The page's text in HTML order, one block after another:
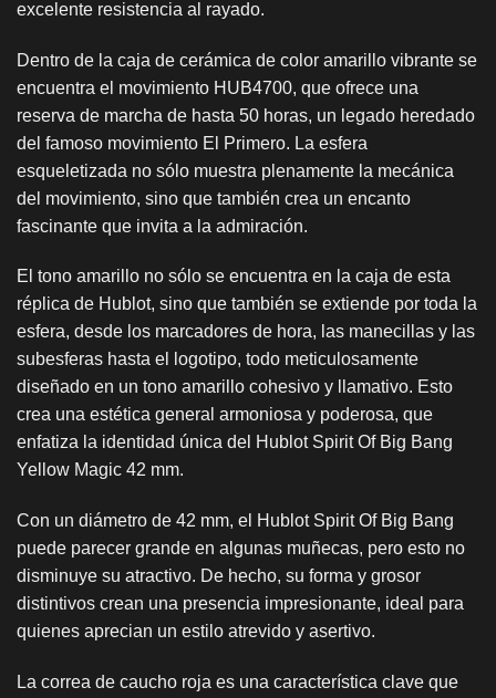
excelente resistencia al rayado.
Dentro de la caja de cerámica de color amarillo vibrante se
encuentra el movimiento HUB4700, que ofrece una
reserva de marcha de hasta 50 horas, un legado heredado
del famoso movimiento El Primero. La esfera
esqueletizada no sólo muestra plenamente la mecánica
del movimiento, sino que también crea un encanto
fascinante que invita a la admiración.
El tono amarillo no sólo se encuentra en la caja de esta
réplica de Hublot, sino que también se extiende por toda la
esfera, desde los marcadores de hora, las manecillas y las
subesferas hasta el logotipo, todo meticulosamente
diseñado en un tono amarillo cohesivo y llamativo. Esto
crea una estética general armoniosa y poderosa, que
enfatiza la identidad única del Hublot Spirit Of Big Bang
Yellow Magic 42 mm.
Con un diámetro de 42 mm, el Hublot Spirit Of Big Bang
puede parecer grande en algunas muñecas, pero esto no
disminuye su atractivo. De hecho, su forma y grosor
distintivos crean una presencia impresionante, ideal para
quienes aprecian un estilo atrevido y asertivo.
La correa de caucho roja es una característica clave que